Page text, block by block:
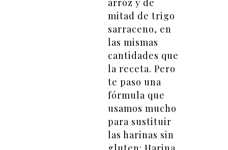
arroz y de
mitad de trigo
sarraceno, en
las mismas
cantidades que
la receta. Pero
te paso una
fórmula que
usamos mucho
para sustituir
las harinas sin